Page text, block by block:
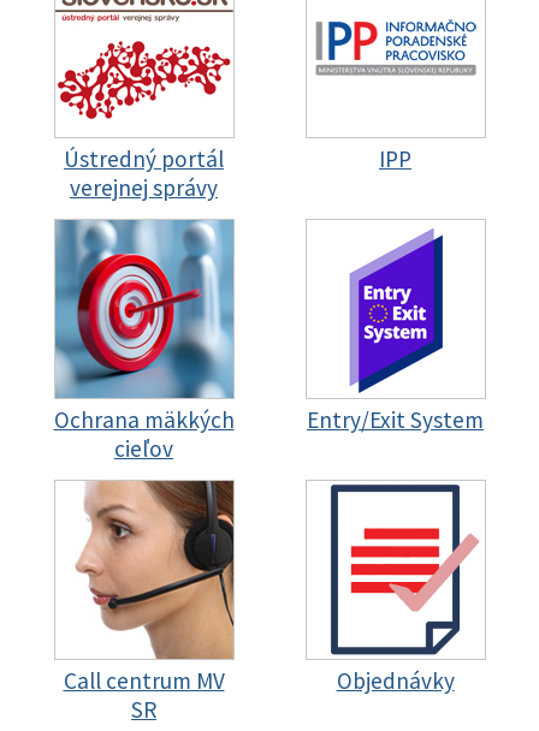
Ústredný portál
verejnej správy
IPP
Ochrana mäkkých
cieľov
Entry/Exit System
Call centrum MV
SR
Objednávky